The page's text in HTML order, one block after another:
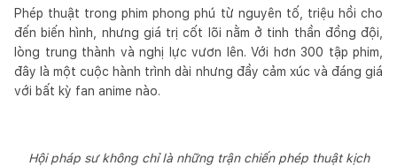
Phép thuật trong phim phong phú từ nguyên tố, triệu hồi cho
đến biến hình, nhưng giá trị cốt lõi nằm ở tinh thần đồng đội,
lòng trung thành và nghị lực vươn lên. Với hơn 300 tập phim,
đây là một cuộc hành trình dài nhưng đầy cảm xúc và đáng giá
với bất kỳ fan anime nào.
Hội pháp sư không chỉ là những trận chiến phép thuật kịch